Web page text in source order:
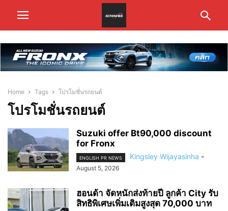
Home Tags โปรโมชั่นรถยนต์
โปรโมชั่นรถยนต์
Suzuki offer Bt90,000 discount
for Fronx
ENGLISH PR NEWS Kingsley Wijayasinha -
August 5, 2026
ฮอนด้า จัดหนักส่งท้ายปี ลูกค้า City รับ
สิทธิพิเศษเพิ่มเติมสูงสุด 70,000 บาท